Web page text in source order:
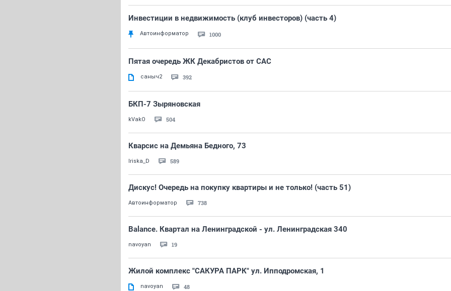
Инвестиции в недвижимость (клуб инвесторов) (часть 4)
Автоинформатор 1000
Пятая очередь ЖК Декабристов от САС
саныч2 392
БКП-7 Зыряновская
kVakO 504
Кварсис на Демьяна Бедного, 73
Iriska_D 589
Дискус! Очередь на покупку квартиры и не только! (часть 51)
Автоинформатор 738
Balance. Квартал на Ленинградской - ул. Ленинградская 340
navoyan 19
Жилой комплекс "САКУРА ПАРК" ул. Ипподромская, 1
navoyan 48